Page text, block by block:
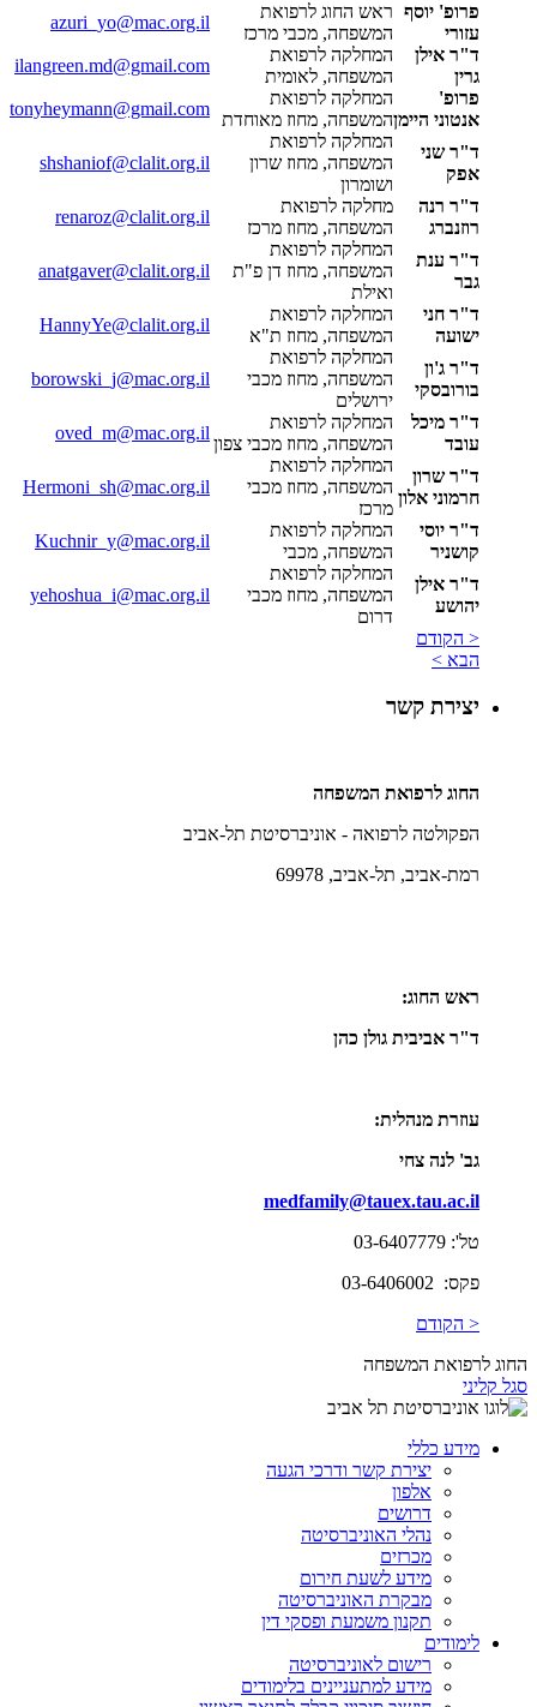
פרופ' יוסף
עזורי
ראש החוג לרפואת
המשפחה, מכבי מרכז
azuri_yo@mac.org.il
ד"ר אילן
גרין
המחלקה לרפואת
המשפחה, לאומית
ilangreen.md@gmail.com
פרופ'
אנטוני היימן
המחלקה לרפואת
המשפחה, מחוז מאוחדת
tonyheymann@gmail.com
ד"ר שני
אפק
המחלקה לרפואת
המשפחה, מחוז שרון
ושומרון
shshaniof@clalit.org.il
ד"ר רנה
רוזנברג
מחלקה לרפואת
המשפחה, מחוז מרכז
renaroz@clalit.org.il
ד"ר ענת
גבר
המחלקה לרפואת
המשפחה, מחוז דן פ"ת
ואילת
anatgaver@clalit.org.il
ד"ר חני
ישועה
המחלקה לרפואת
המשפחה, מחוז ת"א
HannyYe@clalit.org.il
ד"ר ג'ון
בורובסקי
המחלקה לרפואת
המשפחה, מחוז מכבי
ירושלים
borowski_j@mac.org.il
ד"ר מיכל
עובד
המחלקה לרפואת
המשפחה, מחוז מכבי צפון
oved_m@mac.org.il
ד"ר שרון
חרמוני אלון
המחלקה לרפואת
המשפחה, מחוז מכבי
מרכז
Hermoni_sh@mac.org.il
ד"ר יוסי
קושניר
המחלקה לרפואת
המשפחה, מכבי
Kuchnir_y@mac.org.il
ד"ר אילן
יהושע
המחלקה לרפואת
המשפחה, מחוז מכבי
דרום
yehoshua_i@mac.org.il
< הקודם
הבא >
יצירת קשר
החוג לרפואת המשפחה
הפקולטה לרפואה - אוניברסיטת תל-אביב
רמת-אביב, תל-אביב, 69978
ראש החוג:
ד"ר אביבית גולן כהן
עוזרת מנהלית:
גב' לנה צחי
medfamily@tauex.tau.ac.il
טל': 03-6407779
פקס: 03-6406002
< הקודם
החוג לרפואת המשפחה
סגל קליני
מידע כללי
יצירת קשר ודרכי הגעה
אלפון
דרושים
נהלי האוניברסיטה
מכרזים
מידע לשעת חירום
מבקרת האוניברסיטה
תקנון משמעת ופסקי דין
לימודים
רישום לאוניברסיטה
מידע למתעניינים בלימודים